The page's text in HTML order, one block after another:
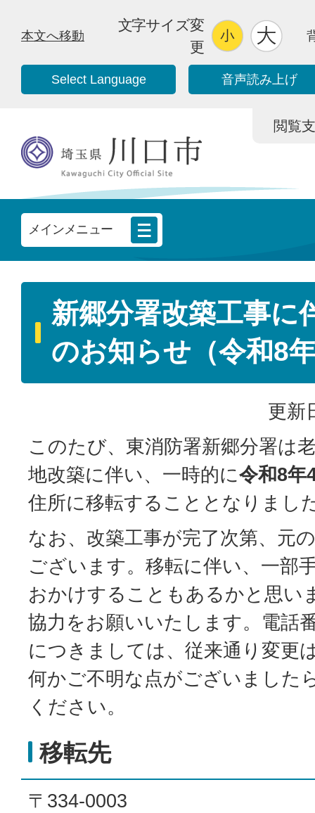
本文へ移動
文字サイズ変
更
Select Language 音声読み上げ
閲覧
メインメニュー
新郷分署改築工事に
のお知らせ（令和8
更新
このたび、東消防署新郷分署は
地改築に伴い、一時的に令和8年
住所に移転することとなりまし
なお、改築工事が完了次第、元
ございます。移転に伴い、一部
おかけすることもあるかと思い
協力をお願いいたします。電話
につきましては、従来通り変更
何かご不明な点がございました
ください。
移転先
〒334-0003